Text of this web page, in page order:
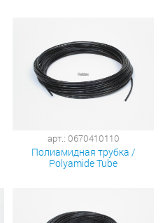
арт.: 0670410110
Полиамидная трубка /
Polyamide Tube